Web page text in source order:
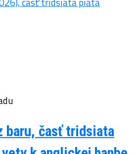
baru, časť tridsiata